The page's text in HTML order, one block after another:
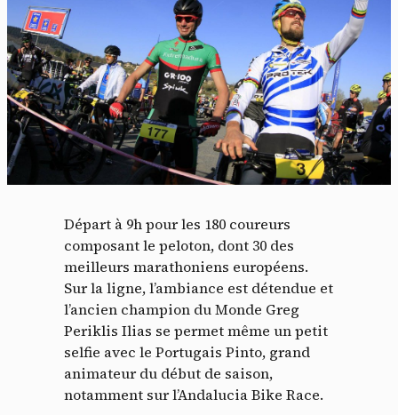
Départ à 9h pour les 180 coureurs
composant le peloton, dont 30 des
meilleurs marathoniens européens.
Sur la ligne, l’ambiance est détendue et
l’ancien champion du Monde Greg
Periklis Ilias se permet même un petit
selfie avec le Portugais Pinto, grand
animateur du début de saison,
notamment sur l’Andalucia Bike Race.